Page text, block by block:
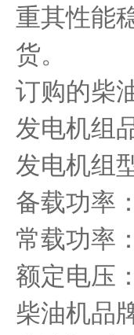
重其性能
货。
订购的柴
发电机组
发电机组
备载功率
常载功率
额定电压
柴油机品